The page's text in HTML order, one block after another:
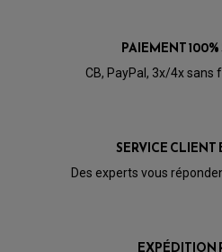
PAIEMENT 100%
CB, PayPal, 3x/4x sans
SERVICE CLIENT
Des experts vous
EXPÉDITION